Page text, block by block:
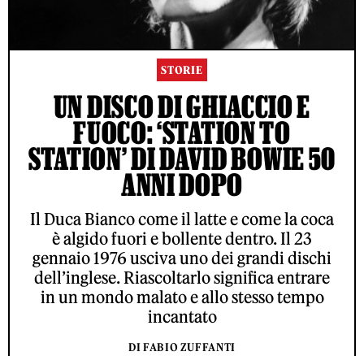
STORIE
UN DISCO DI GHIACCIO E
FUOCO: ‘STATION TO
STATION’ DI DAVID BOWIE 50
ANNI DOPO
Il Duca Bianco come il latte e come la coca
è algido fuori e bollente dentro. Il 23
gennaio 1976 usciva uno dei grandi dischi
dell’inglese. Riascoltarlo significa entrare
in un mondo malato e allo stesso tempo
incantato
DI FABIO ZUFFANTI